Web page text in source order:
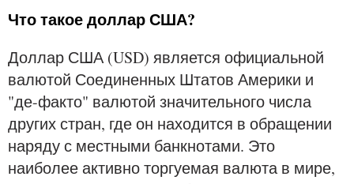
Что такое доллар США?
Доллар США (USD) является официальной
валютой Соединенных Штатов Америки и
"де-факто" валютой значительного числа
других стран, где он находится в обращении
наряду с местными банкнотами. Это
наиболее активно торгуемая валюта в мире,